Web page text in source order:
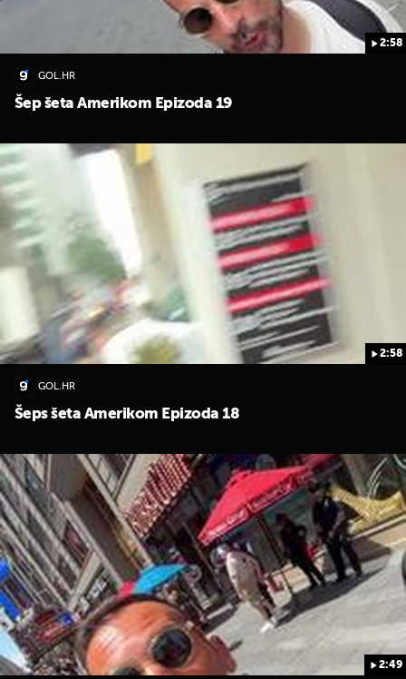
2:58
GOL.HR
Šep šeta Amerikom Epizoda 19
2:58
GOL.HR
Šeps šeta Amerikom Epizoda 18
2:49